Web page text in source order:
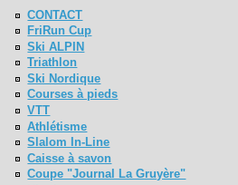
CONTACT
FriRun Cup
Ski ALPIN
Triathlon
Ski Nordique
Courses à pieds
VTT
Athlétisme
Slalom In-Line
Caisse à savon
Coupe "Journal La Gruyère"